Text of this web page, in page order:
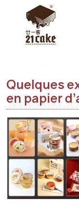
Quelques
en papier